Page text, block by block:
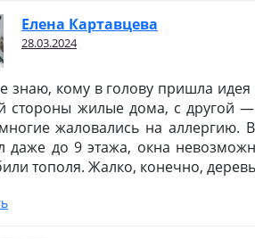
Елена Картавцева
28.03.2024
знаю, кому в голову пришла идея
стороны жилые дома, с другой —
жаловались на аллергию.
даже до 9 этажа, окна
тополя. Жалко, конечно,